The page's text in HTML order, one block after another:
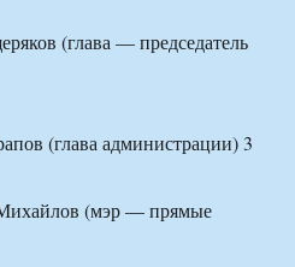
(глава — председатель
(глава администрации) 3
(мэр — прямые